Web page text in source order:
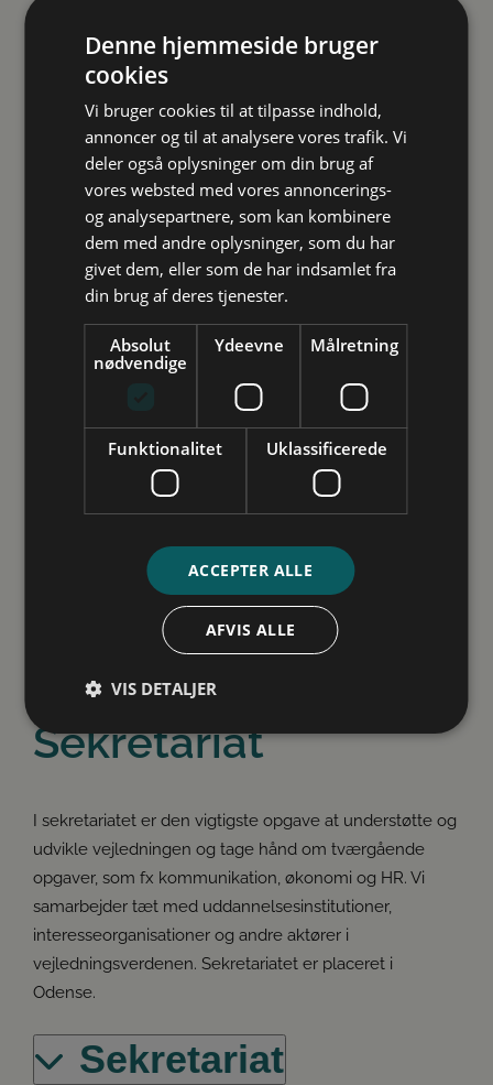
Studievalg Danmark
Vejledning
Inspiration
Arrangementer
Future Spin
Danmarks
Kontakt
Sydjylland
Østjylland
Studievalgs ledelse
Vores ledelse består af en direktør, en sekretariatsleder
og syv centerledere. Vores direktør har det øverste
administrative ansvar samt det overordnede ansvar for
den daglige ledelse og drift. De otte ledere har bl.a.
ansvar for personalet og for at skabe udvikling og
sammenhæng i den daglige drift i de forskellige
Ledelsen
Sekretariat
I sekretariatet er den vigtigste opgave at understøtte og
udvikle vejledningen og tage hånd om tværgående
opgaver, som fx kommunikation, økonomi og HR. Vi
samarbejder tæt med uddannelsesinstitutioner,
interesseorganisationer og andre aktører i
vejledningsverdenen. Sekretariatet er placeret i
Odense.
Sekretariat
Denne hjemmeside bruger
cookies
Vi bruger cookies til at tilpasse indhold,
annoncer og til at analysere vores trafik. Vi
deler også oplysninger om din brug af
vores websted med vores annoncerings-
og analysepartnere, som kan kombinere
dem med andre oplysninger, som du har
givet dem, eller som de har indsamlet fra
din brug af deres tjenester.
Absolut
nødvendige
Ydeevne Målretning
Funktionalitet Uklassificerede
ACCEPTER ALLE
AFVIS ALLE
VIS DETALJER
Funktionalitet
Absolut nødvendige cookies muliggør
hjemmesidens grundlæggende funktionalitet såsom
brugerlogin og kontoadministration. Hjemmesiden
kan ikke bruges korrekt uden de absolut
nødvendige cookies.